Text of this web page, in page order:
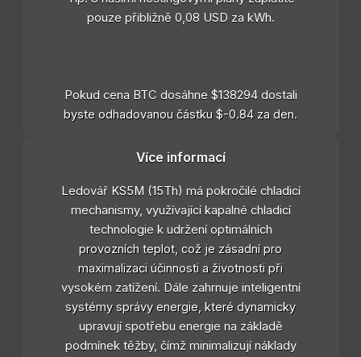
pouze přibližně 0,08 USD za kWh.
Pokud cena BTC dosáhne $138294 dostali
byste odhadovanou částku $-0.84 za den.
Více informací
Ledovář KS5M (15Th) má pokročilé chladicí
mechanismy, využívající kapalné chladicí
technologie k udržení optimálních
provozních teplot, což je zásadní pro
maximalizaci účinnosti a životnosti při
vysokém zatížení. Dále zahrnuje inteligentní
systémy správy energie, které dynamicky
upravují spotřebu energie na základě
podmínek těžby, čímž minimalizují náklady